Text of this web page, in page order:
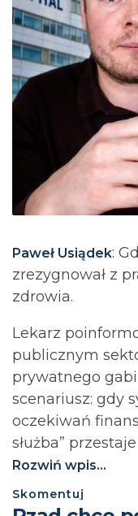
Paweł Usiądek:
zrezygnował z
zdrowia.
Lekarz
publicznym
prywatnego
scenariusz: gdy
oczekiwań
służba”
Rozwiń wpis...
Skomentuj